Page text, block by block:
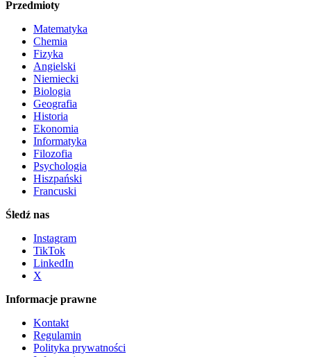
Przedmioty
Matematyka
Chemia
Fizyka
Angielski
Niemiecki
Biologia
Geografia
Historia
Ekonomia
Informatyka
Filozofia
Psychologia
Hiszpański
Francuski
Śledź nas
Instagram
TikTok
LinkedIn
X
Informacje prawne
Kontakt
Regulamin
Polityka prywatności